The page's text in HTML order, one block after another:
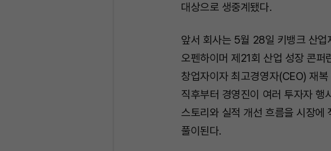
대상으로 생중계됐다.
앞서 회사는 5월 28일 키뱅크 산업
오펜하이머 제21회 산업 성장 콘퍼
창업자이자 최고경영자(CEO) 재
직후부터 경영진이 여러 투자자 행
스토리와 실적 개선 흐름을 시장에
풀이된다.